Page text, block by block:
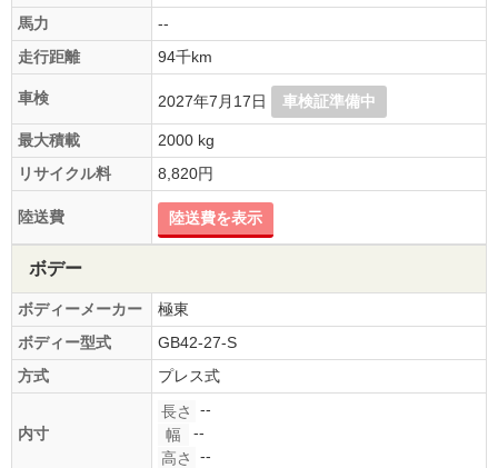
馬力
--
走行距離
94千km
車検 2027年7月17日 車検証準備中
最大積載
2000 kg
リサイクル料
8,820円
陸送費 陸送費を表示
ボデー
ボディーメーカー
極東
ボディー型式
GB42-27-S
方式
プレス式
内寸
長さ
--
幅
--
高さ
--